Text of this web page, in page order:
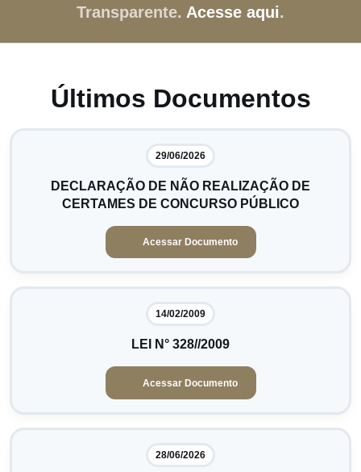
Transparente. Acesse aqui.
Últimos Documentos
29/06/2026
DECLARAÇÃO DE NÃO REALIZAÇÃO DE
CERTAMES DE CONCURSO PÚBLICO
Acessar Documento
14/02/2009
LEI N° 328//2009
Acessar Documento
28/06/2026